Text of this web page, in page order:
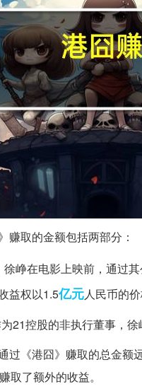
赚取的金额包括两部分：
徐峥在电影上映前，通过
益权以1.5亿元人民币的
21控股的非执行董事，
过《港囧》赚取的总金额
取了额外的收益。